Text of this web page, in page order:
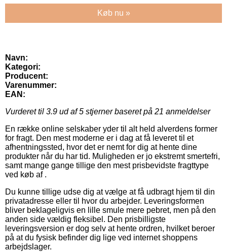
Køb nu »
Navn:
Kategori:
Producent:
Varenummer:
EAN:
Vurderet til 3.9 ud af 5 stjerner baseret på 21 anmeldelser
En række online selskaber yder til alt held alverdens former
for fragt. Den mest moderne er i dag at få leveret til et
afhentningssted, hvor det er nemt for dig at hente dine
produkter når du har tid. Muligheden er jo ekstremt smertefri,
samt mange gange tillige den mest prisbevidste fragttype
ved køb af .
Du kunne tillige udse dig at vælge at få udbragt hjem til din
privatadresse eller til hvor du arbejder. Leveringsformen
bliver beklageligvis en lille smule mere pebret, men på den
anden side vældig fleksibel. Den prisbilligste
leveringsversion er dog selv at hente ordren, hvilket beroer
på at du fysisk befinder dig lige ved internet shoppens
arbejdslager.